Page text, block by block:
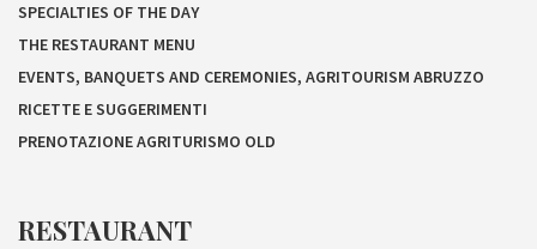
SPECIALTIES OF THE DAY
THE RESTAURANT MENU
EVENTS, BANQUETS AND CEREMONIES, AGRITOURISM ABRUZZO
RICETTE E SUGGERIMENTI
PRENOTAZIONE AGRITURISMO OLD
RESTAURANT